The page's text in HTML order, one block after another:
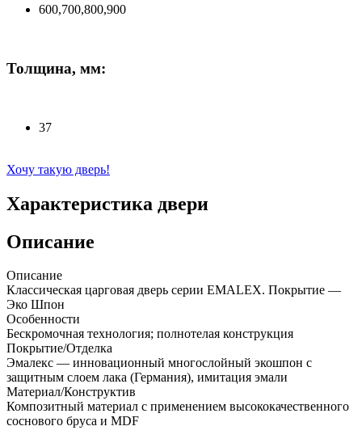
600,700,800,900
Толщина, мм:
37
Хочу такую дверь!
Характеристика двери
Описание
Описание
Классическая царговая дверь cерии EMALEX. Покрытие —
Эко Шпон
Особенности
Бескромочная технология; полнотелая конструкция
Покрытие/Отделка
Эмалекс — инновационный многослойный экошпон с
защитным слоем лака (Германия), имитация эмали
Материал/Конструктив
Композитный материал с применением высококачественного
соснового бруса и MDF